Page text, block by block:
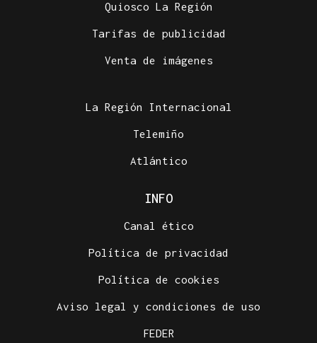
Quiosco La Región
Tarifas de publicidad
Venta de imágenes
La Región Internacional
Telemiño
Atlántico
INFO
Canal ético
Política de privacidad
Política de cookies
Aviso legal y condiciones de uso
FEDER